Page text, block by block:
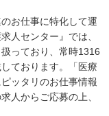
お仕事に特化して運
人センター』では、
っており、常時1316
ております。「医療
ッタリのお仕事情報
人からご応募の上、